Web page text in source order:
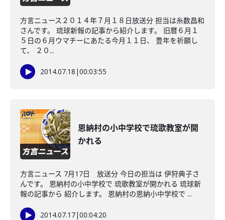
方言ニュース２０１４年７月１８日放送分 担当は糸数昌和
さんです。 琉球新報の記事から紹介します。 旧暦６月１
５日の６月ウマチーにあたる今月１１日、 豊年を祈願し
て、 ２０...
2014.07.18 |00:03:55
恩納村の小中学校で琉歌教室が開
かれる
方言ニュース 7月17日 放送分 今日の担当は 伊狩典子さ
んです。 恩納村の小中学校で 琉歌教室が開かれる 琉球新
報の記事から 紹介します。 恩納村の恩納小中学校で ...
2014.07.17|00:04:20